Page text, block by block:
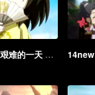
MDQ 13 金光瑶艰难的一天 成片输出+腾讯海外版 14new